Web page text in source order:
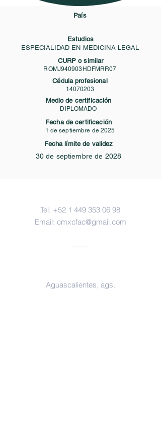
País
Estudios
ESPECIALIDAD EN MEDICINA LEGAL
CURP o similar
ROMJ940903HDFMRR07
Cédula profesional
14070203
Medio de certificación
DIPLOMADO
Fecha de certificación
1 de septiembre de 2025
Fecha límite de validez
30 de septiembre de 2028
Tel: +52 1 449 353 06 98
Email: cmxcfac@gmail.com
Aguascalientes, ags.